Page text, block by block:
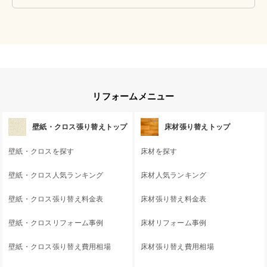
リフォームメニュー
壁紙・クロス張り替えトップ
壁紙・クロスを探す
壁紙・クロス人気ランキング
壁紙・クロス張り替え料金表
壁紙・クロスリフォーム事例
壁紙・クロス張り替え費用相場
床材張り替えトップ
床材を探す
床材人気ランキング
床材張り替え料金表
床材リフォーム事例
床材張り替え費用相場